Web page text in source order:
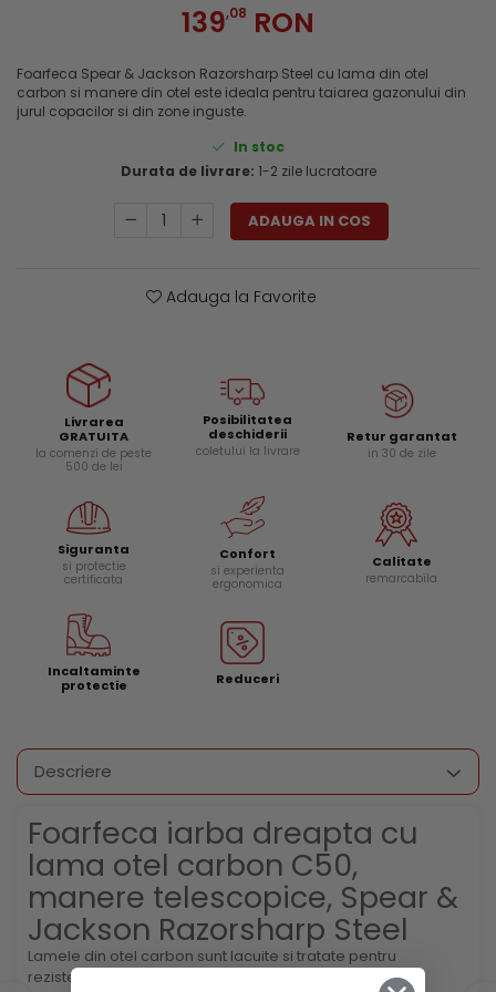
Echipamente specializate
Echipamente muncitori ferma
Echipamente mulgatori
Masti protectie
Casti si antifoane protectie
139,08 RON
Foarfeca Spear & Jackson Razorsharp Steel cu lama din otel
carbon si manere din otel este ideala pentru taiarea gazonului din
jurul copacilor si din zone inguste.
In stoc
Durata de livrare: 1-2 zile lucratoare
ADAUGA IN COS
Adauga la Favorite
Livrarea
GRATUITA
la comenzi de peste
500 de lei
Posibilitatea
deschiderii
coletului la livrare
Retur garantat
in 30 de zile
Siguranta
si protectie
certificata
Confort
si experienta
ergonomica
Calitate
remarcabila
Incaltaminte
protectie
Reduceri
Descriere
Foarfeca iarba dreapta cu
lama otel carbon C50,
manere telescopice, Spear &
Jackson Razorsharp Steel
Lamele din otel carbon sunt lacuite si tratate pentru
rezistenta marita in timp si la coroziune.